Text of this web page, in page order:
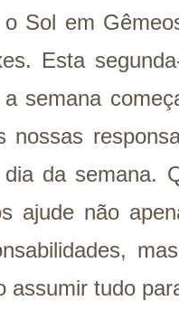
Sol em
Esta
semana
nossas
da semana.
ajude não
assumir tudo